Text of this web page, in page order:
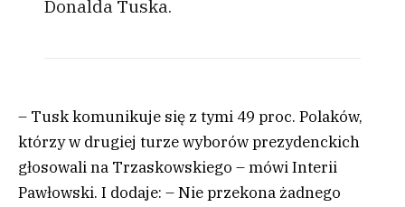
Donalda Tuska.
– Tusk komunikuje się z tymi 49 proc. Polaków,
którzy w drugiej turze wyborów prezydenckich
głosowali na Trzaskowskiego – mówi Interii
Pawłowski. I dodaje: – Nie przekona żadnego